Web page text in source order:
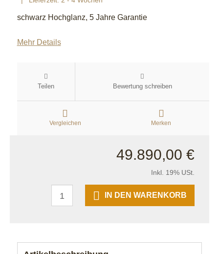
schwarz Hochglanz, 5 Jahre Garantie
Mehr Details
Teilen Bewertung schreiben
Vergleichen Merken
49.890,00 €
Inkl. 19% USt.
IN DEN WARENKORB